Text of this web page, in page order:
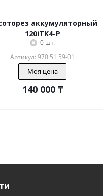
аккумуляторный
120iTK4-P
0 шт.
Артикул: 970 51 59-01
Моя цена
140 000₸